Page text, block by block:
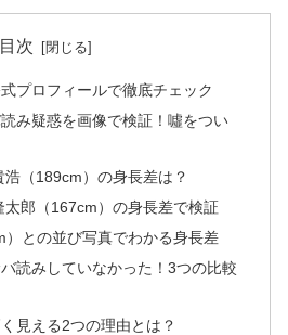
目次
プロフィールで徹底チェック
み疑惑を画像で検証！噓をつい
（189cm）の身長差は？
太郎（167cm）の身長差で検証
）との並び写真でわかる身長差
読みしていなかった！3つの比較
見える2つの理由とは？